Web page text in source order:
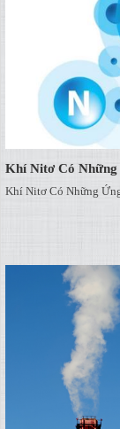
Khí Nitơ Có
Khí Nitơ Có Những